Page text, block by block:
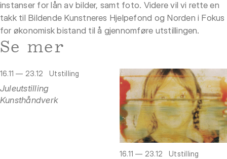
instanser for lån av bilder, samt foto. Videre vil vi rette en
takk til Bildende Kunstneres Hjelpefond og Norden i Fokus
for økonomisk bistand til å gjennomføre utstillingen.
Se mer
16.11 — 23.12 Utstilling
Juleutstilling
Kunsthåndverk
16.11 — 23.12 Utstilling